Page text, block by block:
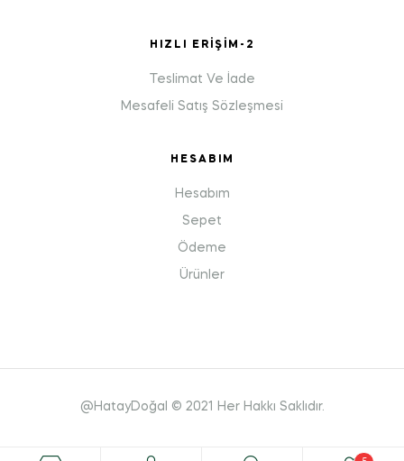
HIZLI ERIŞIM-2
Teslimat Ve İade
Mesafeli Satış Sözleşmesi
HESABIM
Hesabım
Sepet
Ödeme
Ürünler
@HatayDoğal © 2021 Her Hakkı Saklıdır.